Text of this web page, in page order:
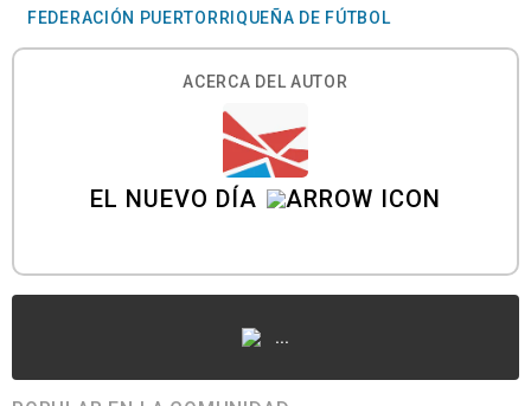
FEDERACIÓN PUERTORRIQUEÑA DE FÚTBOL
ACERCA DEL AUTOR
EL NUEVO DÍA
...